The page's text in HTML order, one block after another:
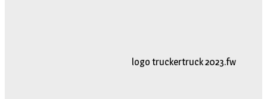
logo truckertruck 2023.fw